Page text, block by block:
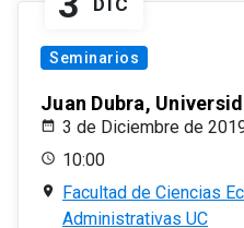
DIC
Seminarios
Juan Dubra,
3 de Diciembre de
10:00
Facultad de Ciencias
Administrativas UC